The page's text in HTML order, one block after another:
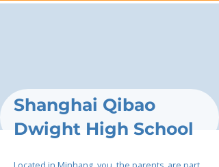
Shanghai Qibao
Dwight High School